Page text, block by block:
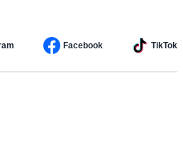
Facebook TikTok